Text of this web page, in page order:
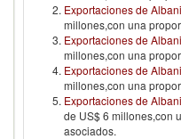
Exportaciones de
millones,con una
Exportaciones de
millones,con una
Exportaciones de
millones,con una
Exportaciones de
de US$ 6 millones,con
asociados.